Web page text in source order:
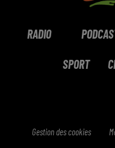
RADIO
SPORT
Gestion des cookies